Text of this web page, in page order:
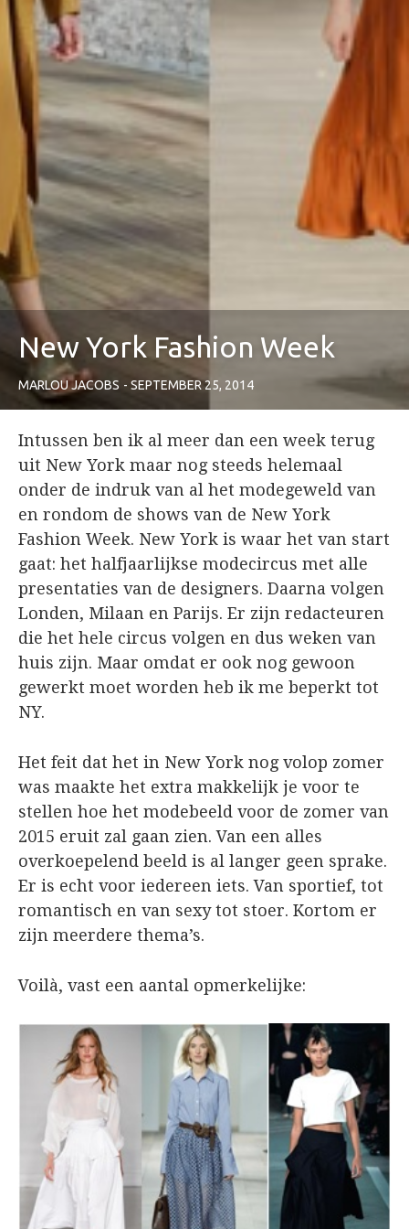
New York Fashion Week
MARLOU JACOBS SEPTEMBER 25, 2014
Intussen ben ik al meer dan een week terug
uit New York maar nog steeds helemaal
onder de indruk van al het modegeweld van
en rondom de shows van de New York
Fashion Week. New York is waar het van start
gaat: het halfjaarlijkse modecircus met alle
presentaties van de designers. Daarna volgen
Londen, Milaan en Parijs. Er zijn redacteuren
die het hele circus volgen en dus weken van
huis zijn. Maar omdat er ook nog gewoon
gewerkt moet worden heb ik me beperkt tot
NY.
Het feit dat het in New York nog volop zomer
was maakte het extra makkelijk je voor te
stellen hoe het modebeeld voor de zomer van
2015 eruit zal gaan zien. Van een alles
overkoepelend beeld is al langer geen sprake.
Er is echt voor iedereen iets. Van sportief, tot
romantisch en van sexy tot stoer. Kortom er
zijn meerdere thema’s.
Voilà, vast een aantal opmerkelijke: